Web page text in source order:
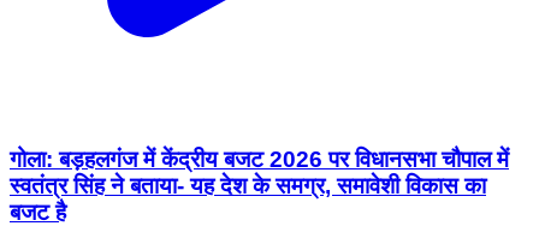
गोला: बड़हलगंज में केंद्रीय बजट 2026 पर विधानसभा चौपाल में
स्वतंत्र सिंह ने बताया- यह देश के समग्र, समावेशी विकास का
बजट है